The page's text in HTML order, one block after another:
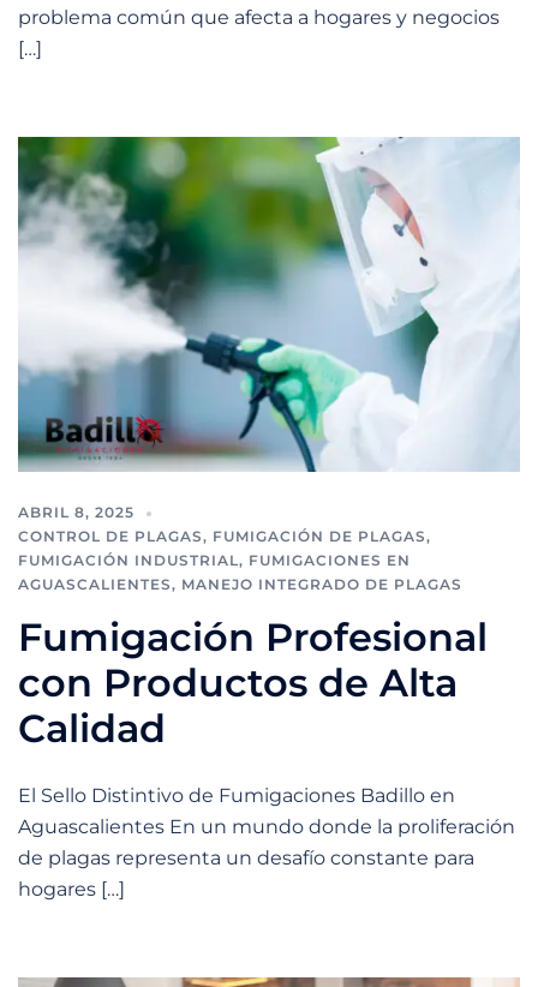
problema común que afecta a hogares y negocios
[…]
ABRIL 8, 2025
CONTROL DE PLAGAS, FUMIGACIÓN DE PLAGAS,
FUMIGACIÓN INDUSTRIAL, FUMIGACIONES EN
AGUASCALIENTES, MANEJO INTEGRADO DE PLAGAS
Fumigación Profesional
con Productos de Alta
Calidad
El Sello Distintivo de Fumigaciones Badillo en
Aguascalientes En un mundo donde la proliferación
de plagas representa un desafío constante para
hogares […]